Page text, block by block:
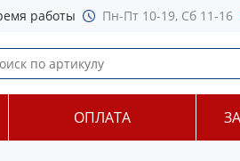
работы Пн-Пт 10-19, Сб 11-16
ОПЛАТА